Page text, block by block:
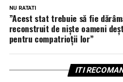
NU RATATI
”Acest stat trebuie să fie
reconstruit de niște oameni
pentru compatrioții lor”
ITI